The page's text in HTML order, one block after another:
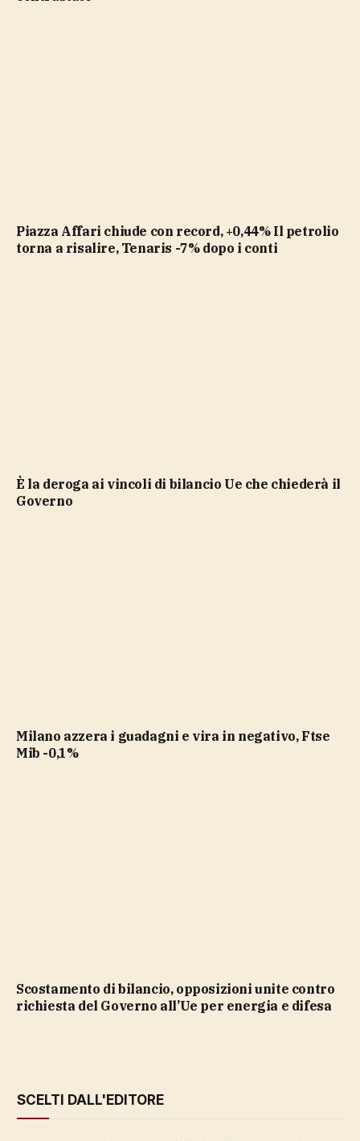
Piazza Affari chiude con record, +0,44% Il petrolio
torna a risalire, Tenaris -7% dopo i conti
è la deroga ai vincoli di bilancio Ue che chiederà il
Governo
Milano azzera i guadagni e vira in negativo, Ftse
Mib -0,1%
Scostamento di bilancio, opposizioni unite contro
richiesta del Governo all’Ue per energia e difesa
SCELTI DALL'EDITORE